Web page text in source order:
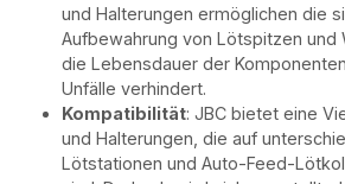
und Halterungen ermöglichen die
Aufbewahrung von Lötspitzen und
die Lebensdauer der
Unfälle verhindert.
Kompatibilität: JBC bietet eine
und Halterungen, die auf
Lötstationen und Auto-Feed-